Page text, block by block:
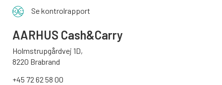
Se kontrolrapport
AARHUS Cash&Carry
Holmstrupgårdvej 1D,
8220 Brabrand
+45 72 62 58 00